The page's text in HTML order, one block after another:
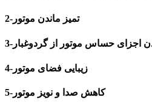
2-تمیز ماندن موتور
اجزای حساس موتور از گردوغبار
4-زیبایی فضای موتور
5-کاهش صدا و نویز موتور